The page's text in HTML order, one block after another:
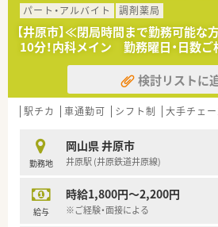
＜研修制度＞
■基本は配属店舗での OJT研修です。
別の研修に参加して頂きます。
■未経験者やブランクの長い方につ
修にご参加頂いておりますのでご安
＜法人特徴＞
■東証プライム上場スズケングルー
■1982年の創業以来、人々が笑顔に
の医療貢献に取り組み、中国エリア
法人です。
う、笑顔をキーワードに患者様の為
日々の業務を行います。
パート・アルバイト
調剤薬局
【井原市】≪閉局時間まで勤務可能な
10分！内科メイン 勤務曜日・日数ご
検討リストに
駅チカ 車通勤可 シフト制 大手チェ
勤務地
岡山県 井原市
井原駅 (井原鉄道井原線)
給与
時給1,800円～2,200円
※ご経験・面接による